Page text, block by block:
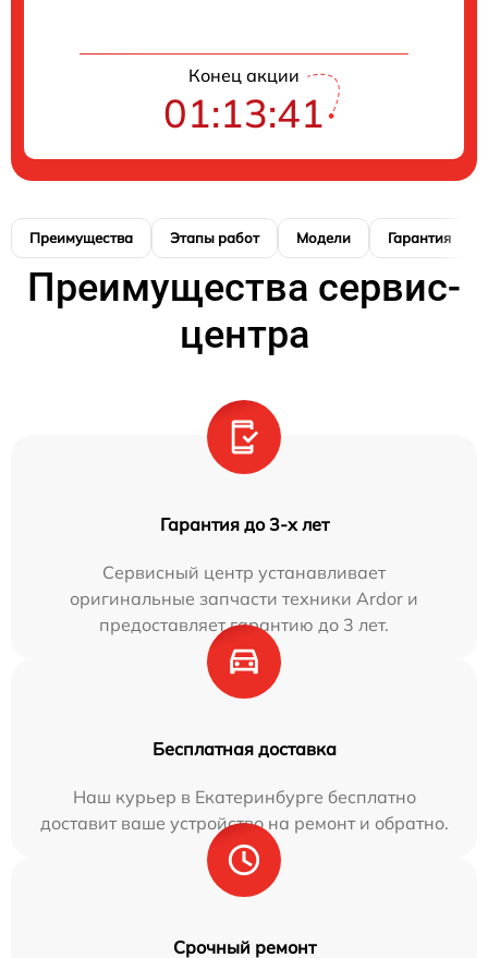
Конец акции
01:13:40
Преимущества Этапы работ Модели Гарантия
Преимущества сервис-
центра
Гарантия до 3-х лет
Сервисный центр устанавливает
оригинальные запчасти техники Ardor и
предоставляет гарантию до 3 лет.
Бесплатная доставка
Наш курьер в Екатеринбурге бесплатно
доставит ваше устройство на ремонт и обратно.
Срочный ремонт